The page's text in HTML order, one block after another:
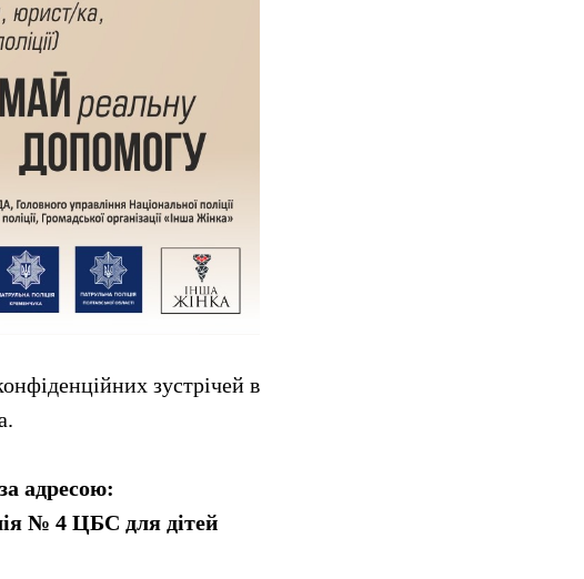
зустрічей в
адресою:
№ 4 ЦБС для дітей